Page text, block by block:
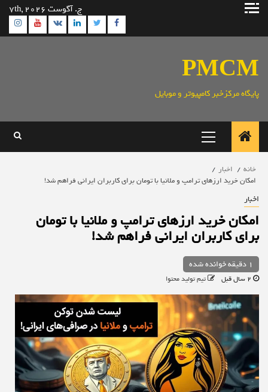
پرش
ج. آگوست 7th, 2026
Facebook
Twitter
Linkedin
VK
PMCM
پایگاه مرکزخبر کامپیوتر و موبایل
اصلی
خانه
اخبار
امکان خرید ارزهای ترامپ و ملانیا با تومان برای کاربران ایرانی فراهم شد!
اخبار
امکان خرید ارزهای ترامپ و ملانیا با تومان
برای کاربران ایرانی فراهم شد!
1 دقیقه خوانده شده
تیم تولید محتوا